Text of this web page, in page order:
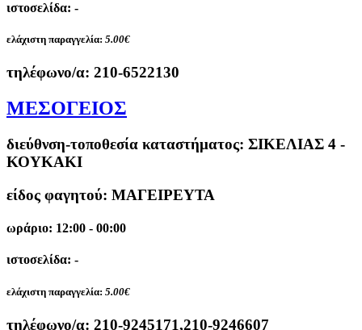
ιστοσελίδα: -
ελάχιστη παραγγελία: 5.00€
τηλέφωνο/α: 210-6522130
ΜΕΣΟΓΕΙΟΣ
διεύθνση-τοποθεσία καταστήματος: ΣΙΚΕΛΙΑΣ 4 -
ΚΟΥΚΑΚΙ
είδος φαγητού: ΜΑΓΕΙΡΕΥΤΑ
ωράριο: 12:00 - 00:00
ιστοσελίδα: -
ελάχιστη παραγγελία: 5.00€
τηλέφωνο/α: 210-9245171,210-9246607